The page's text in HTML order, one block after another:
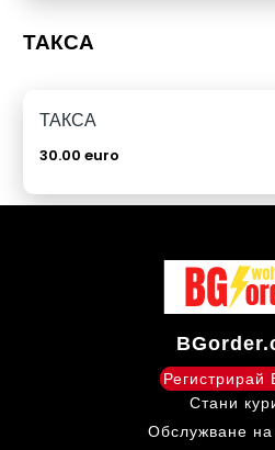
ТАКСА
ТАКСА
30.00 euro
Регистрирай
Стани
Обслужване на